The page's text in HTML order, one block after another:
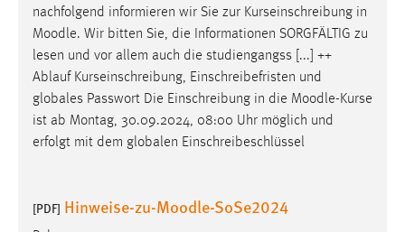
nachfolgend informieren wir Sie zur Kurseinschreibung in
Moodle. Wir bitten Sie, die Informationen SORGFÄLTIG zu
lesen und vor allem auch die studiengangss [...] ++
Ablauf Kurseinschreibung, Einschreibefristen und
globales Passwort Die Einschreibung in die Moodle-Kurse
ist ab Montag, 30.09.2024, 08:00 Uhr möglich und
erfolgt mit dem globalen Einschreibeschlüssel
[PDF] Hinweise-zu-Moodle-SoSe2024
Google Ireland Limited
Zweck:
Conversion-Tracking
Cookie Laufzeit:
3 Monate
Name: